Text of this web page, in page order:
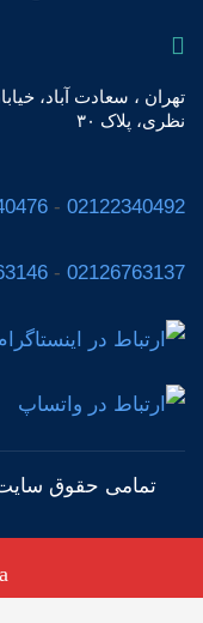
تهران ، سعادت آباد،
نظری، پلاک ٣٠
02122340492
-
02126763137
-
تمامی حقوق سایت